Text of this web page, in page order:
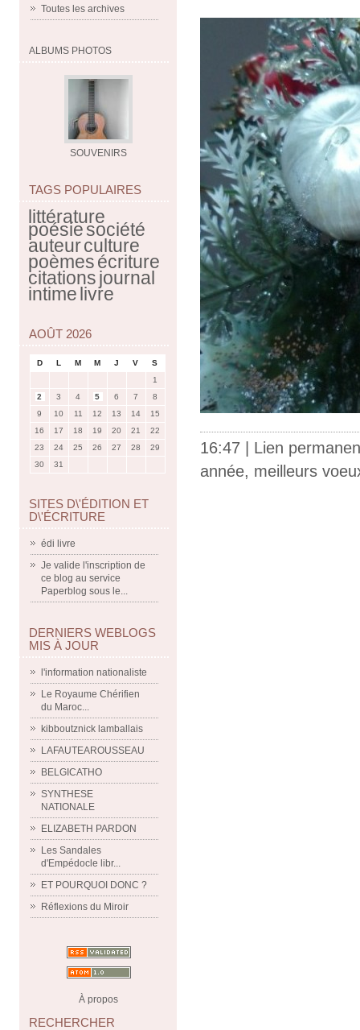
Toutes les archives
ALBUMS PHOTOS
SOUVENIRS
TAGS POPULAIRES
littérature
poésiesociété
auteurculture
poèmesécriture
citationsjournal
intimelivre
AOÛT 2026
D L M M J V
S
1
2
3 4 5 6 7
8
9
10 11 12 13 14
15
16
17 18 19 20 21
22
23
24 25 26 27 28
29
30
31
SITES D\'ÉDITION ET
D\'ÉCRITURE
édi livre
Je valide l'inscription de
ce blog au service
Paperblog sous le...
DERNIERS WEBLOGS
MIS À JOUR
l'information nationaliste
Le Royaume Chérifien
du Maroc...
kibboutznick lamballais
LAFAUTEAROUSSEAU
BELGICATHO
SYNTHESE
NATIONALE
ELIZABETH PARDON
Les Sandales
d'Empédocle libr...
ET POURQUOI DONC ?
Réflexions du Miroir
À propos
RECHERCHER
16:47 | Lien
année, meilleurs